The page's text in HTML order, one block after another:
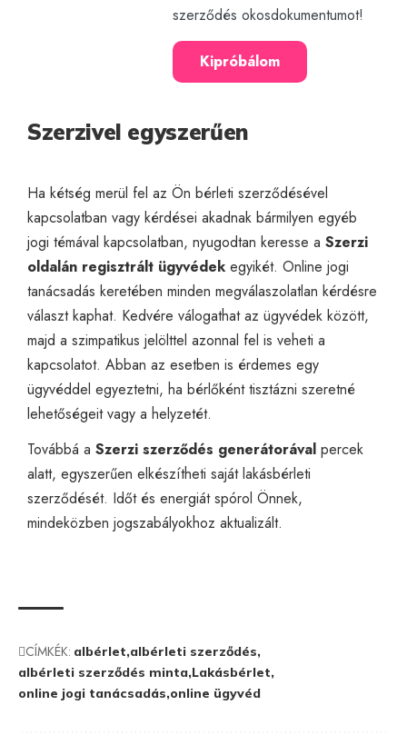
szerződés okosdokumentumot!
Kipróbálom
Szerzivel egyszerűen
Ha kétség merül fel az Ön bérleti szerződésével
kapcsolatban vagy kérdései akadnak bármilyen egyéb
jogi témával kapcsolatban, nyugodtan keresse a Szerzi
oldalán regisztrált ügyvédek egyikét. Online jogi
tanácsadás keretében minden megválaszolatlan kérdésre
választ kaphat. Kedvére válogathat az ügyvédek között,
majd a szimpatikus jelölttel azonnal fel is veheti a
kapcsolatot. Abban az esetben is érdemes egy
ügyvéddel egyeztetni, ha bérlőként tisztázni szeretné
lehetőségeit vagy a helyzetét.
Továbbá a Szerzi szerződés generátorával percek
alatt, egyszerűen elkészítheti sajátlakásbérleti
szerződését. Időt és energiát spórol Önnek,
mindeközben jogszabályokhoz aktualizált.
CÍMKÉK: albérlet albérleti szerződés
albérleti szerződés minta Lakásbérlet
online jogi tanácsadás online ügyvéd